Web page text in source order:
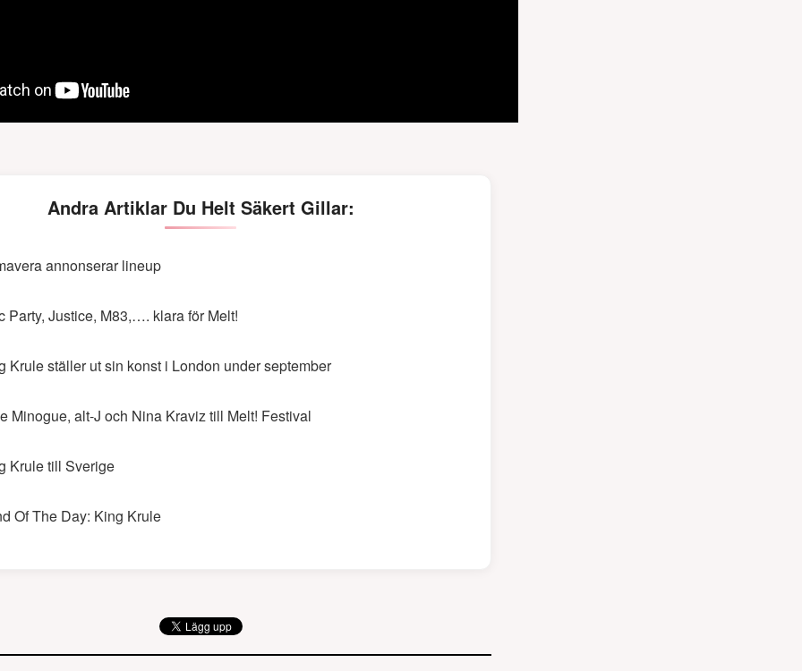
Andra Artiklar Du Helt Säkert Gillar:
annonserar lineup
Party, Justice, M83,…. klara för Melt!
Krule ställer ut sin konst i London under september
Minogue, alt-J och Nina Kraviz till Melt! Festival
Krule till Sverige
Of The Day: King Krule